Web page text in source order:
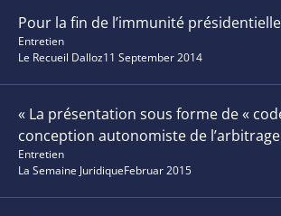
Pour la fin de l’immunité
Entretien
Le Recueil Dalloz11 September 2014
« La présentation sous forme de «
conception autonomiste de
Entretien
La Semaine JuridiqueFebruar 2015